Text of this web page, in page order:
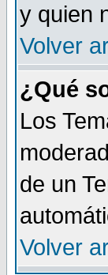
y quien
Volver
¿Qué
Los
de un
Volver